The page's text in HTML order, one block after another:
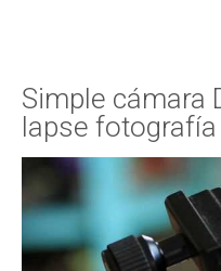
Simple cámara
lapse fotografía